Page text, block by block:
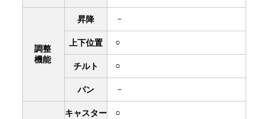
調整
機能
昇降 －
上下位置 ○
チルト ○
パン －
キャスター ○